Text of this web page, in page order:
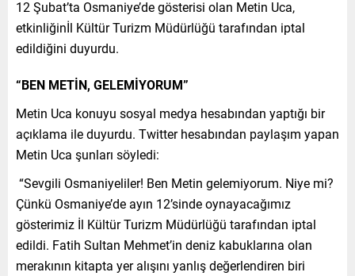
12 Şubat’ta Osmaniye’de gösterisi olan Metin Uca,
etkinliğinİl Kültür Turizm Müdürlüğü tarafından iptal
edildiğini duyurdu.
“BEN METİN, GELEMİYORUM”
Metin Uca konuyu sosyal medya hesabından yaptığı bir
açıklama ile duyurdu. Twitter hesabından paylaşım yapan
Metin Uca şunları söyledi:
“Sevgili Osmaniyeliler! Ben Metin gelemiyorum. Niye mi?
Çünkü Osmaniye’de ayın 12’sinde oynayacağımız
gösterimiz İl Kültür Turizm Müdürlüğü tarafından iptal
edildi. Fatih Sultan Mehmet’in deniz kabuklarına olan
merakının kitapta yer alışını yanlış değerlendiren biri